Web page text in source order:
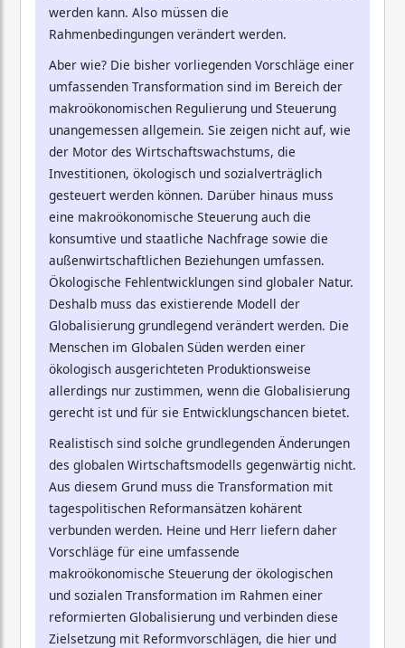
werden kann. Also müssen die
Rahmenbedingungen verändert werden.
Aber wie? Die bisher vorliegenden Vorschläge einer
umfassenden Transformation sind im Bereich der
makroökonomischen Regulierung und Steuerung
unangemessen allgemein. Sie zeigen nicht auf, wie
der Motor des Wirtschaftswachstums, die
Investitionen, ökologisch und sozialverträglich
gesteuert werden können. Darüber hinaus muss
eine makroökonomische Steuerung auch die
konsumtive und staatliche Nachfrage sowie die
außenwirtschaftlichen Beziehungen umfassen.
Ökologische Fehlentwicklungen sind globaler Natur.
Deshalb muss das existierende Modell der
Globalisierung grundlegend verändert werden. Die
Menschen im Globalen Süden werden einer
ökologisch ausgerichteten Produktionsweise
allerdings nur zustimmen, wenn die Globalisierung
gerecht ist und für sie Entwicklungschancen bietet.
Realistisch sind solche grundlegenden Änderungen
des globalen Wirtschaftsmodells gegenwärtig nicht.
Aus diesem Grund muss die Transformation mit
tagespolitischen Reformansätzen kohärent
verbunden werden. Heine und Herr liefern daher
Vorschläge für eine umfassende
makroökonomische Steuerung der ökologischen
und sozialen Transformation im Rahmen einer
reformierten Globalisierung und verbinden diese
Zielsetzung mit Reformvorschlägen, die hier und